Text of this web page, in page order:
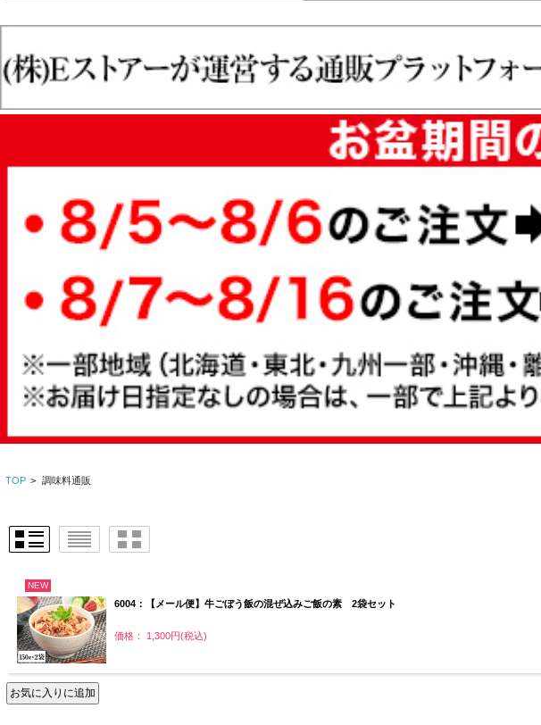
TOP > 調味料通販
NEW
6004：【メール便】牛ごぼう飯の混ぜ込みご飯の素 2袋セット
価格： 1,300円(税込)